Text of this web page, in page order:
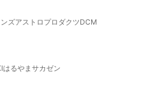
ズアストロプロダクツDCM
はるやま サカゼン